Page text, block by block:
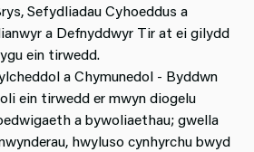
Sefydliadau Cyhoeddus a
a Defnyddwyr Tir at ei gilydd
ein tirwedd.
a Chymunedol - Byddwn
ein tirwedd er mwyn diogelu
a bywoliaethau; gwella
hwyluso cynhyrchu bwyd